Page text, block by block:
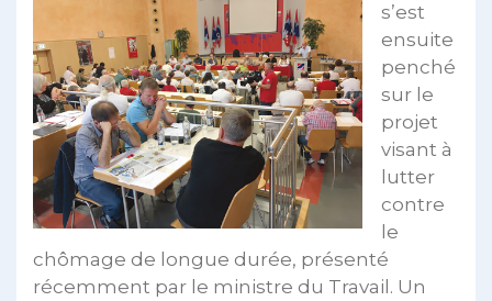
s’est
ensuite
penché
sur le
projet
visant à
lutter
contre
le
chômage de longue durée, présenté
récemment par le ministre du Travail. Un